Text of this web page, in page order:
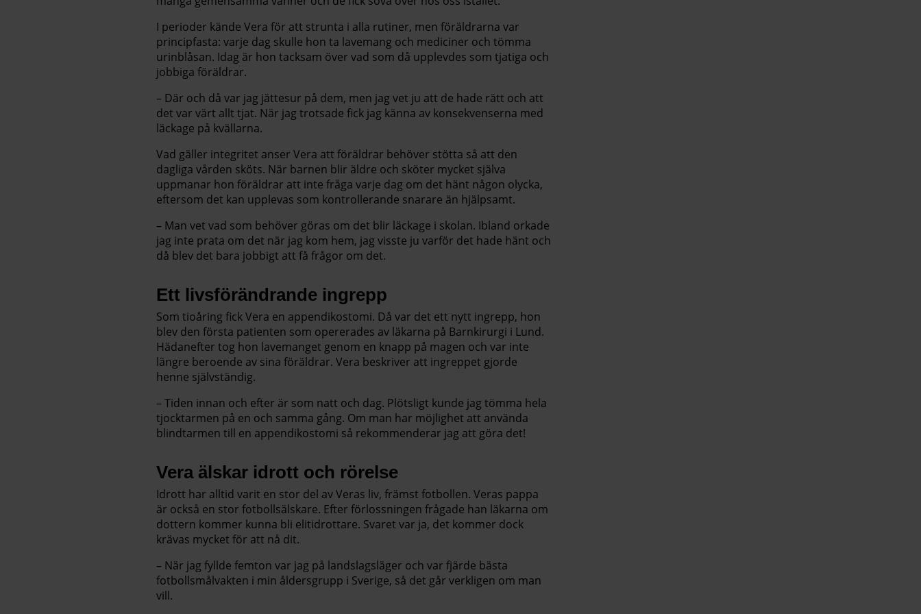
I perioder kände Vera för att strunta i alla rutiner, men föräldrarna var
principfasta: varje dag skulle hon ta lavemang och mediciner och tömma
urinblåsan. Idag är hon tacksam över vad som då upplevdes som tjatiga och
jobbiga föräldrar.
– Där och då var jag jättesur på dem, men jag vet ju att de hade rätt och att
det var värt allt tjat. När jag trotsade fick jag känna av konsekvenserna med
läckage på kvällarna.
Vad gäller integritet anser Vera att föräldrar behöver stötta så att den
dagliga vården sköts. När barnen blir äldre och sköter mycket själva
uppmanar hon föräldrar att inte fråga varje dag om det hänt någon olycka,
eftersom det kan upplevas som kontrollerande snarare än hjälpsamt.
– Man vet vad som behöver göras om det blir läckage i skolan. Ibland orkade
jag inte prata om det när jag kom hem, jag visste ju varför det hade hänt och
då blev det bara jobbigt att få frågor om det.
Ett livsförändrande ingrepp
Som tioåring fick Vera en appendikostomi. Då var det ett nytt ingrepp, hon
blev den första patienten som opererades av läkarna på Barnkirurgi i Lund.
Hädanefter tog hon lavemanget genom en knapp på magen och var inte
längre beroende av sina föräldrar. Vera beskriver att ingreppet gjorde
henne självständig.
– Tiden innan och efter är som natt och dag. Plötsligt kunde jag tömma hela
tjocktarmen på en och samma gång. Om man har möjlighet att använda
blindtarmen till en appendikostomi så rekommenderar jag att göra det!
Vera älskar idrott och rörelse
Idrott har alltid varit en stor del av Veras liv, främst fotbollen. Veras pappa
är också en stor fotbollsälskare. Efter förlossningen frågade han läkarna om
dottern kommer kunna bli elitidrottare. Svaret var ja, det kommer dock
krävas mycket för att nå dit.
– När jag fyllde femton var jag på landslagsläger och var fjärde bästa
fotbollsmålvakten i min åldersgrupp i Sverige, så det går verkligen om man
vill.